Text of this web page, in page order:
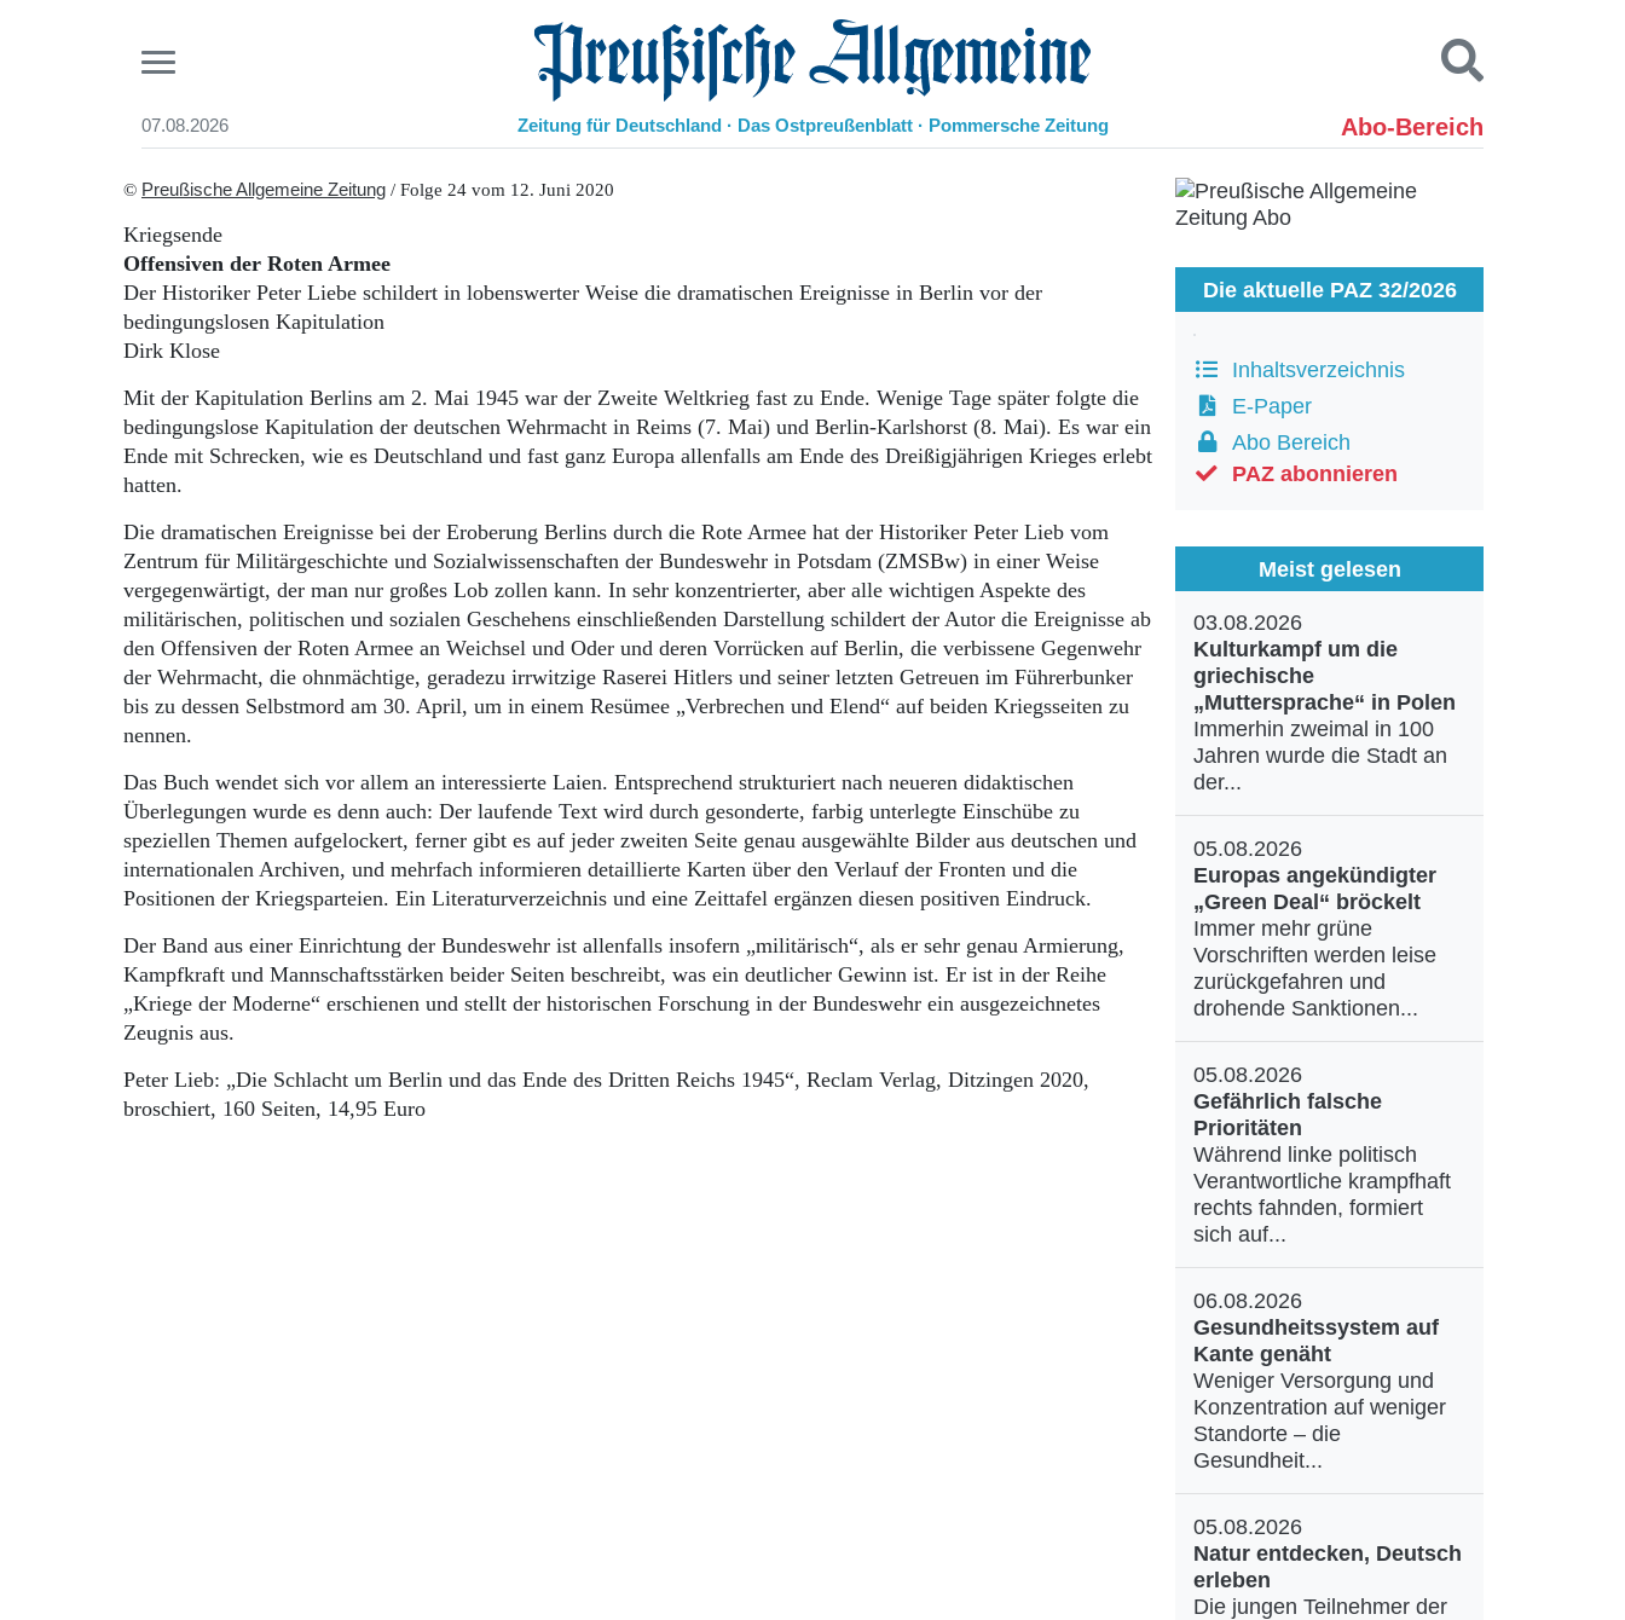
07.08.2026 Preußische Allgemeine Zeitung
Zeitung für Deutschland · Das Ostpreußenblatt · Pommersche Zeitung Abo-Bereich
Start
Aktuelle Ausgabe
Abonnenten-Login
Abonnent werden
Abo Prämien
Archiv
Gesellschaft
Pommern
Berlin-Brandenburg
Schlesien
Kontakt
Suchen und finden
© Preußische Allgemeine Zeitung / Folge 24 vom 12. Juni 2020
Kriegsende
Offensiven der Roten Armee
Der Historiker Peter Liebe schildert in lobenswerter Weise die dramatischen Ereignisse in Berlin vor der
bedingungslosen Kapitulation
Dirk Klose
Mit der Kapitulation Berlins am 2. Mai 1945 war der Zweite Weltkrieg fast zu Ende. Wenige Tage später folgte die
bedingungslose Kapitulation der deutschen Wehrmacht in Reims (7. Mai) und Berlin-Karlshorst (8. Mai). Es war ein
Ende mit Schrecken, wie es Deutschland und fast ganz Europa allenfalls am Ende des Dreißigjährigen Krieges erlebt
hatten.
Die dramatischen Ereignisse bei der Eroberung Berlins durch die Rote Armee hat der Historiker Peter Lieb vom
Zentrum für Militärgeschichte und Sozialwissenschaften der Bundeswehr in Potsdam (ZMSBw) in einer Weise
vergegenwärtigt, der man nur großes Lob zollen kann. In sehr konzentrierter, aber alle wichtigen Aspekte des
militärischen, politischen und sozialen Geschehens einschließenden Darstellung schildert der Autor die Ereignisse ab
den Offensiven der Roten Armee an Weichsel und Oder und deren Vorrücken auf Berlin, die verbissene Gegenwehr
der Wehrmacht, die ohnmächtige, geradezu irrwitzige Raserei Hitlers und seiner letzten Getreuen im Führerbunker
bis zu dessen Selbstmord am 30. April, um in einem Resümee „Verbrechen und Elend“ auf beiden Kriegsseiten zu
nennen.
Das Buch wendet sich vor allem an interessierte Laien. Entsprechend strukturiert nach neueren didaktischen
Überlegungen wurde es denn auch: Der laufende Text wird durch gesonderte, farbig unterlegte Einschübe zu
speziellen Themen aufgelockert, ferner gibt es auf jeder zweiten Seite genau ausgewählte Bilder aus deutschen und
internationalen Archiven, und mehrfach informieren detaillierte Karten über den Verlauf der Fronten und die
Positionen der Kriegsparteien. Ein Literaturverzeichnis und eine Zeittafel ergänzen diesen positiven Eindruck.
Der Band aus einer Einrichtung der Bundeswehr ist allenfalls insofern „militärisch“, als er sehr genau Armierung,
Kampfkraft und Mannschaftsstärken beider Seiten beschreibt, was ein deutlicher Gewinn ist. Er ist in der Reihe
„Kriege der Moderne“ erschienen und stellt der historischen Forschung in der Bundeswehr ein ausgezeichnetes
Zeugnis aus.
Peter Lieb: „Die Schlacht um Berlin und das Ende des Dritten Reichs 1945“, Reclam Verlag, Ditzingen 2020,
broschiert, 160 Seiten, 14,95 Euro
Die aktuelle PAZ 32/2026
Inhaltsverzeichnis
E-Paper
Abo Bereich
PAZ abonnieren
Meist gelesen
03.08.2026
Kulturkampf um die
griechische
„Muttersprache“ in Polen
Immerhin zweimal in 100
Jahren wurde die Stadt an
der...
05.08.2026
Europas angekündigter
„Green Deal“ bröckelt
Immer mehr grüne
Vorschriften werden leise
zurückgefahren und
drohende Sanktionen...
05.08.2026
Gefährlich falsche
Prioritäten
Während linke politisch
Verantwortliche krampfhaft
rechts fahnden, formiert
sich auf...
06.08.2026
Gesundheitssystem auf
Kante genäht
Weniger Versorgung und
Konzentration auf weniger
Standorte – die
Gesundheit...
05.08.2026
Natur entdecken, Deutsch
erleben
Die jungen Teilnehmer der